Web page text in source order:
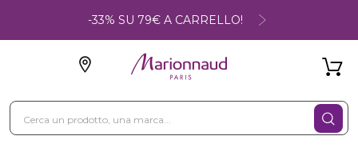
-33% SU 79€ A CARRELLO!